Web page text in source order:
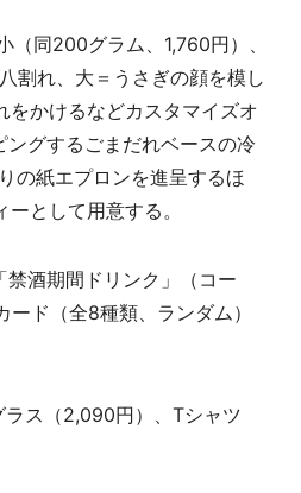
同200グラム、1,760円）、
割れ、大＝うさぎの顔を模し
をかけるなどカスタマイズオ
グするごまだれベースの冷
の紙エプロンを進呈するほ
として用意する。
酒期間ドリンク」（コー
ド（全8種類、ランダム）
ス（2,090円）、Tシャツ